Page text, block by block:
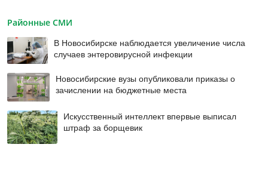
Районные СМИ
В Новосибирске наблюдается увеличение числа
случаев энтеровирусной инфекции
Новосибирские вузы опубликовали приказы о
зачислении на бюджетные места
Искусственный интеллект впервые выписал
штраф за борщевик